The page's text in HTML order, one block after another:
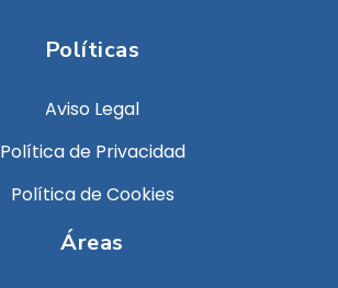
Políticas
Aviso Legal
Política de Privacidad
Política de Cookies
Áreas